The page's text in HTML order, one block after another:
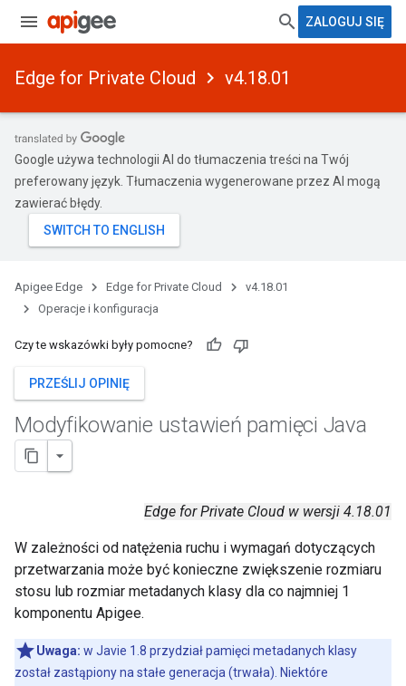
ZALOGUJ SIĘ
Edge for Private Cloud v4.18.01
Google używa technologii AI do tłumaczenia treści na Twój
preferowany język. Tłumaczenia wygenerowane przez AI mogą
zawierać błędy.
Apigee Edge Edge for Private Cloud
v4.18.01
Operacje i konfiguracja
Czy te wskazówki były pomocne?
PRZEŚLIJ OPINIĘ
Modyfikowanie ustawień pamięci Java
Edge for Private Cloud w wersji 4.18.01
W zależności od natężenia ruchu i wymagań dotyczących
przetwarzania może być konieczne zwiększenie rozmiaru
stosu lub rozmiar metadanych klasy dla co najmniej 1
komponentu Apigee.
Uwaga: w Javie 1.8 przydział pamięci metadanych klasy
został zastąpiony na stałe generacja (trwała). Niektóre